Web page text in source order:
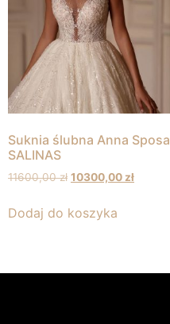
Suknia ślubna Anna Sposa
SALINAS
11600,00zł 10300,00zł
Dodaj do koszyka